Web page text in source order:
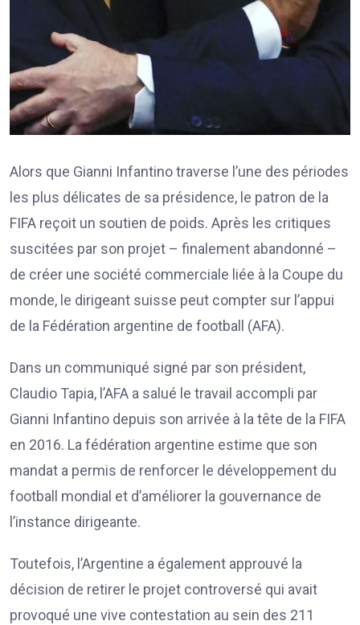
Alors que Gianni Infantino traverse l’une des périodes
les plus délicates de sa présidence, le patron de la
FIFA reçoit un soutien de poids. Après les critiques
suscitées par son projet – finalement abandonné –
de créer une société commerciale liée à la Coupe du
monde, le dirigeant suisse peut compter sur l’appui
de la Fédération argentine de football (AFA).
Dans un communiqué signé par son président,
Claudio Tapia, l’AFA a salué le travail accompli par
Gianni Infantino depuis son arrivée à la tête de la FIFA
en 2016. La fédération argentine estime que son
mandat a permis de renforcer le développement du
football mondial et d’améliorer la gouvernance de
l’instance dirigeante.
Toutefois, l’Argentine a également approuvé la
décision de retirer le projet controversé qui avait
provoqué une vive contestation au sein des 211